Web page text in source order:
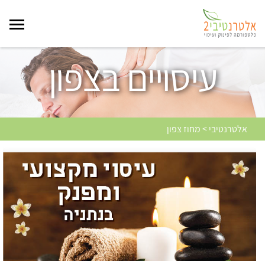
עיסויים בצפון
אלטרנטיבי > מחוז צפון